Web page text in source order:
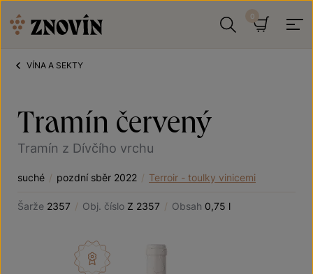
VÍNA A SEKTY
Tramín červený
Tramín z Dívčího vrchu
suché / pozdní sběr 2022 / Terroir - toulky vinicemi
Šarže 2357 / Obj. číslo Z 2357 / Obsah 0,75 l